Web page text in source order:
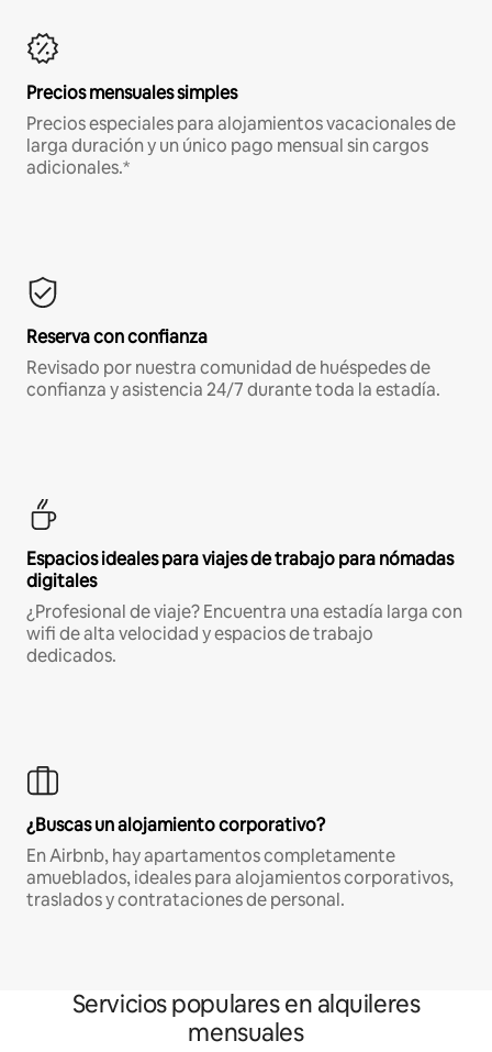
Precios mensuales simples
Precios especiales para alojamientos vacacionales de
larga duración y un único pago mensual sin cargos
adicionales.*
Reserva con confianza
Revisado por nuestra comunidad de huéspedes de
confianza y asistencia 24/7 durante toda la estadía.
Espacios ideales para viajes de trabajo para nómadas
digitales
¿Profesional de viaje? Encuentra una estadía larga con
wifi de alta velocidad y espacios de trabajo
dedicados.
¿Buscas un alojamiento corporativo?
En Airbnb, hay apartamentos completamente
amueblados, ideales para alojamientos corporativos,
traslados y contrataciones de personal.
Servicios populares en alquileres
mensuales